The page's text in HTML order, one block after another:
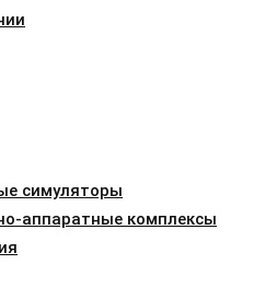
симуляторы
аппаратные комплексы